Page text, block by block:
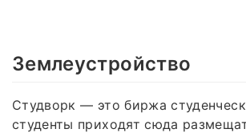
Землеустройство
Студворк — это биржа
студенты приходят сюда